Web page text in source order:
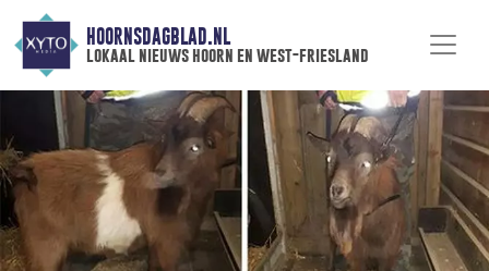
HOORNSDAGBLAD.NL
lokaal nieuws hoorn en west-friesland